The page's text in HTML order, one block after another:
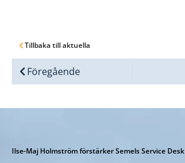
Tillbaka till aktuella
Föregående
Ilse-Maj Holmström förstärker Semels Service Desk